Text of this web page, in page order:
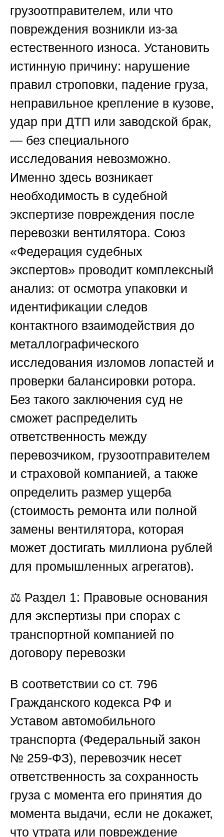
грузоотправителем, или что
повреждения возникли из-за
естественного износа. Установить
истинную причину: нарушение
правил строповки, падение груза,
неправильное крепление в кузове,
удар при ДТП или заводской брак,
— без специального
исследования невозможно.
Именно здесь возникает
необходимость в судебной
экспертизе повреждения после
перевозки вентилятора. Союз
«Федерация судебных
экспертов» проводит комплексный
анализ: от осмотра упаковки и
идентификации следов
контактного взаимодействия до
металлографического
исследования изломов лопастей и
проверки балансировки ротора.
Без такого заключения суд не
сможет распределить
ответственность между
перевозчиком, грузоотправителем
и страховой компанией, а также
определить размер ущерба
(стоимость ремонта или полной
замены вентилятора, которая
может достигать миллиона рублей
для промышленных агрегатов).
⚖️ Раздел 1: Правовые основания
для экспертизы при спорах с
транспортной компанией по
договору перевозки
В соответствии со ст. 796
Гражданского кодекса РФ и
Уставом автомобильного
транспорта (Федеральный закон
№ 259-ФЗ), перевозчик несет
ответственность за сохранность
груза с момента его принятия до
момента выдачи, если не докажет,
что утрата или повреждение